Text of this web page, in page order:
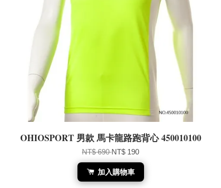
OHIOSPORT 男款 馬卡龍路跑背心 450010100
NT$ 690NT$ 190
加入購物車